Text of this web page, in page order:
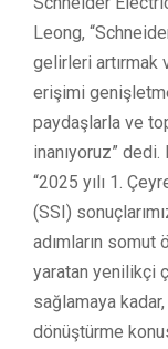
Leong,
gelirleri artırmak
erişimi
paydaşlarla ve
inanıyoruz”
“2025 yılı 1.
(SSI)
adımların
yaratan yenilikçi
sağlamaya kadar,
dönüştürme